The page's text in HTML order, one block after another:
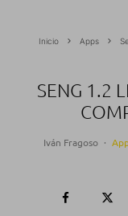
Inicio Apps
SENG 1.2
Iván Fragoso ·